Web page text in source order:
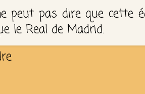
peut pas dire que cette
le Real de Madrid.